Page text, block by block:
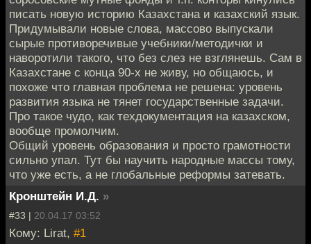
писать новую историю Казахстана и казахский язык.
Придумывали новые слова, массово выпускали
сырые противоречивые учебники/методички и
наворотили такого, что без слез не взглянешь. Сам в
Казахстане с конца 90-х не живу, но общаюсь, и
похоже что главная проблема не решена: уровень
развития языка не тянет государственные задачи.
Про такое чудо, как техдокументация на казахском,
вообще промолчим.
Общий уровень образования и просто грамотности
сильно упал. Тут бы научить народные массы тому,
что уже есть, а не глобальные реформы затевать.
Кронштейн И.Д. »
#33 | 20.04.17 03:52
Кому: Lirat, #1